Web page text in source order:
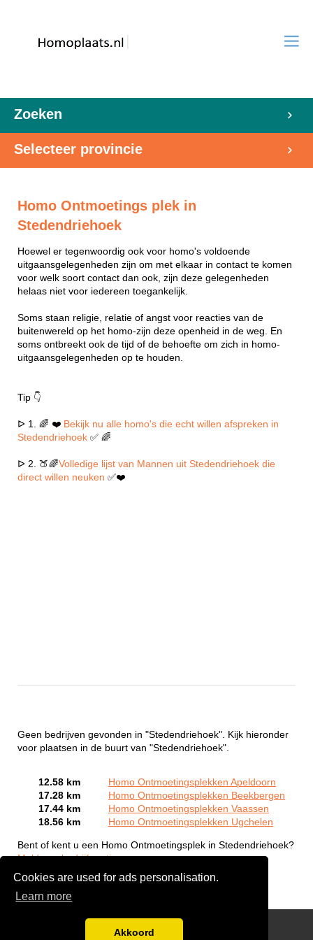
Cookies are used for ads personalisation.
Learn more
Akkoord
Zoeken
Selecteer provincie
Homo Ontmoetings plek in
Stedendriehoek
Hoewel er tegenwoordig ook voor homo's voldoende
uitgaansgelegenheden zijn om met elkaar in contact te komen
voor welk soort contact dan ook, zijn deze gelegenheden
helaas niet voor iedereen toegankelijk.
Soms staan religie, relatie of angst voor reacties van de
buitenwereld op het homo-zijn deze openheid in de weg. En
soms ontbreekt ook de tijd of de behoefte om zich in homo-
uitgaansgelegenheden op te houden.
Tip 👇
ᐅ 1. 🌈 ❤️ Bekijk nu alle homo's die echt willen afspreken in
Stedendriehoek ✅ 🌈
ᐅ 2. 🍑🌈Volledige lijst van Mannen uit Stedendriehoek die
direct willen neuken ✅❤️
Geen bedrijven gevonden in "Stedendriehoek". Kijk hieronder
voor plaatsen in de buurt van "Stedendriehoek".
12.58 km
Homo Ontmoetingsplekken Apeldoorn
17.28 km
Homo Ontmoetingsplekken Beekbergen
17.44 km
Homo Ontmoetingsplekken Vaassen
18.56 km
Homo Ontmoetingsplekken Ugchelen
Bent of kent u een Homo Ontmoetingsplek in Stedendriehoek?
Meld een bedrijf gratis aan